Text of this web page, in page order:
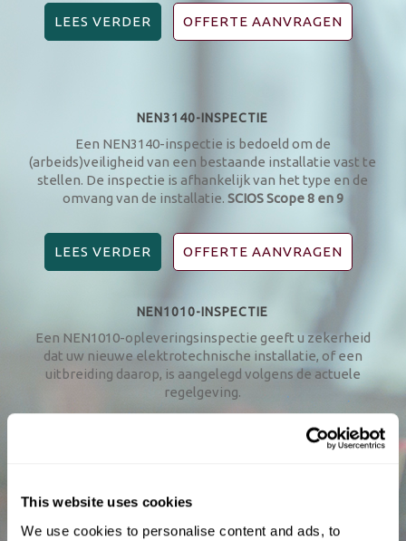
This website uses cookies
We use cookies to personalise content and ads, to
LEES VERDER OFFERTE AANVRAGEN
NEN3140-INSPECTIE
Een NEN3140-inspectie is bedoeld om de
(arbeids)veiligheid van een bestaande installatie vast te
stellen. De inspectie is afhankelijk van het type en de
omvang van de installatie. SCIOS Scope 8 en 9
LEES VERDER OFFERTE AANVRAGEN
NEN1010-INSPECTIE
Een NEN1010-opleveringsinspectie geeft u zekerheid
dat uw nieuwe elektrotechnische installatie, of een
uitbreiding daarop, is aangelegd volgens de actuele
regelgeving.
OFFERTE AANVRAGEN
NTA8220
Een nieuwe controle methodiek voor brandveiligheid